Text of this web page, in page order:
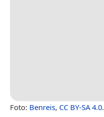
Foto: Benreis, CC BY-SA 4.0.